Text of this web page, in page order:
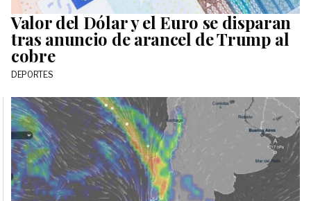
Valor del Dólar y el Euro se disparan
tras anuncio de arancel de Trump al
cobre
DEPORTES